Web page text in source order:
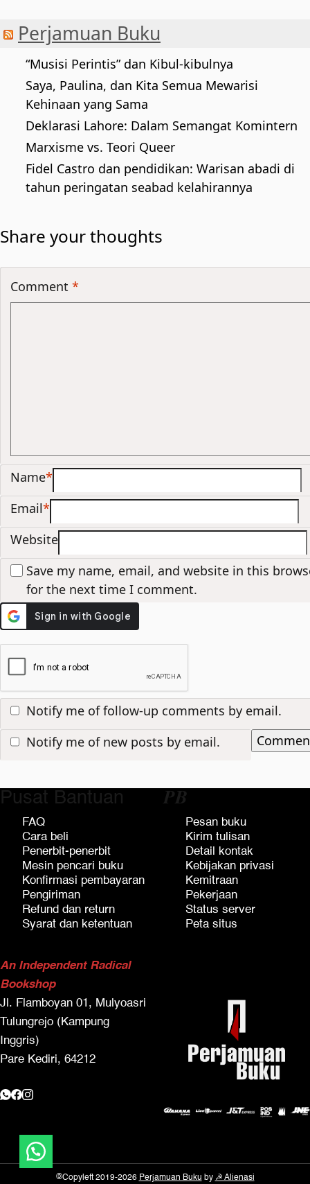
Perjamuan Buku
“Musisi Perintis” dan Kibul-kibulnya
Saya, Paulina, dan Kita Semua Mewarisi
Kehinaan yang Sama
Deklarasi Lahore: Dalam Semangat Komintern
Marxisme vs. Teori Queer
Fidel Castro dan pendidikan: Warisan abadi di
tahun peringatan seabad kelahirannya
Share your thoughts
Comment *
Name*
Email*
Website
Save my name, email, and website in this
for the next time I comment.
Notify me of follow-up comments by email.
Notify me of new posts by email.
Pusat Bantuan
FAQ
Cara beli
Penerbit-penerbit
Mesin pencari buku
Konfirmasi pembayaran
Pengiriman
Refund dan return
Syarat dan ketentuan
𝑷𝑩
Pesan buku
Kirim tulisan
Detail kontak
Kebijakan privasi
Kemitraan
Pekerjaan
Status server
Peta situs
An Independent Radical
Bookshop
Jl. Flamboyan 01, Mulyoasri
Tulungrejo (Kampung
Inggris)
Pare Kediri, 64212
©Copyleft 2019-2026 Perjamuan Buku by ☭ Alienasi